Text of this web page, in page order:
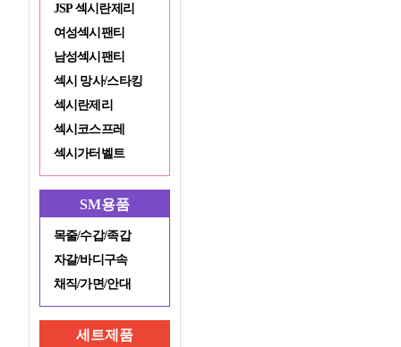
JSP 섹시란제리
여성섹시팬티
남성섹시팬티
섹시 망사/스타킹
섹시란제리
섹시코스프레
섹시가터벨트
SM용품
목줄/수갑/족갑
자갈/바디구속
채직/가면/안대
세트제품